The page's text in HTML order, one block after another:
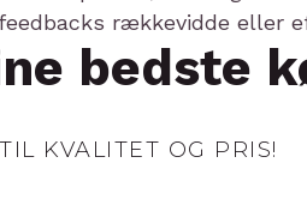
bedste
KVALITET OG PRIS!